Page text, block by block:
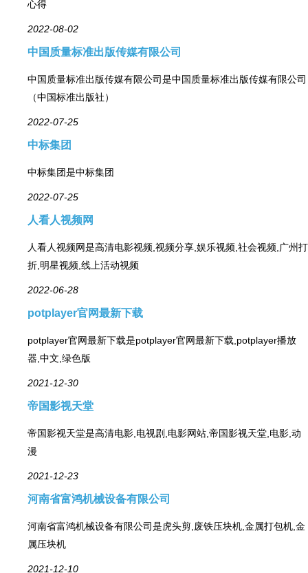
心得
2022-08-02
中国质量标准出版传媒有限公司
中国质量标准出版传媒有限公司是中国质量标准出版传媒有限公司
（中国标准出版社）
2022-07-25
中标集团
中标集团是中标集团
2022-07-25
人看人视频网
人看人视频网是高清电影视频,视频分享,娱乐视频,社会视频,广州打
折,明星视频,线上活动视频
2022-06-28
potplayer官网最新下载
potplayer官网最新下载是potplayer官网最新下载,potplayer播放
器,中文,绿色版
2021-12-30
帝国影视天堂
帝国影视天堂是高清电影,电视剧,电影网站,帝国影视天堂,电影,动
漫
2021-12-23
河南省富鸿机械设备有限公司
河南省富鸿机械设备有限公司是虎头剪,废铁压块机,金属打包机,金
属压块机
2021-12-10